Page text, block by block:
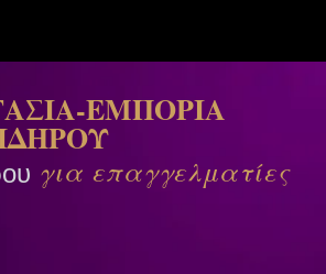
ΕΜΠΟΡΙΑ
για επαγγελματίες